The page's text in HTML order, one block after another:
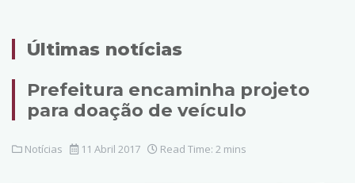
Últimas notícias
Prefeitura encaminha projeto
para doação de veículo
Notícias 11 Abril 2017 Read Time: 2 mins